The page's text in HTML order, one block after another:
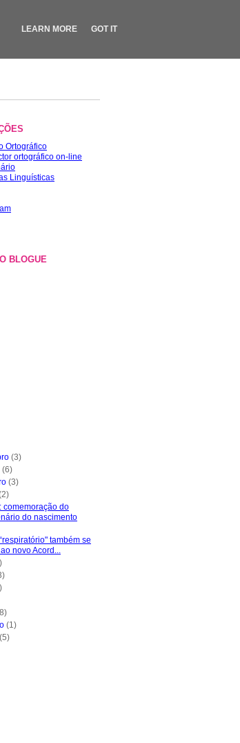
Ortográfico
ortográfico on-line
Linguísticas
BLOGUE
(3)
(6)
(3)
comemoração do
do nascimento
também se
novo Acord...
(1)
(5)
LEARN MORE GOT IT